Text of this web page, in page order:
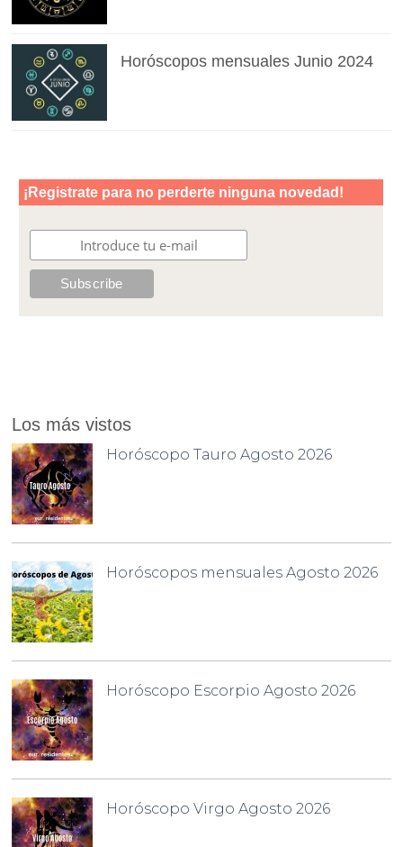
Horóscopos mensuales Junio 2024
Los más vistos
Horóscopo Tauro Agosto 2026
Horóscopos mensuales Agosto 2026
Horóscopo Escorpio Agosto 2026
Horóscopo Virgo Agosto 2026